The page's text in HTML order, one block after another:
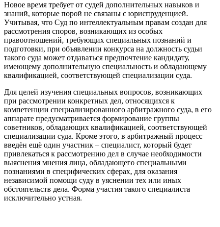
Новое время требует от судей дополнительных навыков и
знаний, которые порой не связаны с юриспруденцией.
Учитывая, что Суд по интеллектуальным правам создан для
рассмотрения споров, возникающих из особых
правоотношений, требующих специальных познаний и
подготовки, при объявлении конкурса на должность судьи
такого суда может отдаваться предпочтение кандидату,
имеющему дополнительную специальность и обладающему
квалификацией, соответствующей специализации суда.
Для целей изучения специальных вопросов, возникающих
при рассмотрении конкретных дел, относящихся к
компетенции специализированного арбитражного суда, в его
аппарате предусматривается формирование группы
советников, обладающих квалификацией, соответствующей
специализации суда. Кроме этого, в арбитражный процесс
введён ещё один участник – специалист, который будет
привлекаться к рассмотрению дел в случае необходимости
выяснения мнения лица, обладающего специальными
познаниями в специфических сферах, для оказания
независимой помощи суду в уяснении тех или иных
обстоятельств дела. Форма участия такого специалиста
исключительно устная.